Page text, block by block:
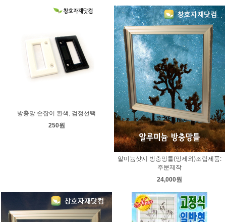
방충망 손잡이 흰색, 검정선택
250원
알미늄샷시 방충망틀(망제외)조립제품:
주문제작
24,000원